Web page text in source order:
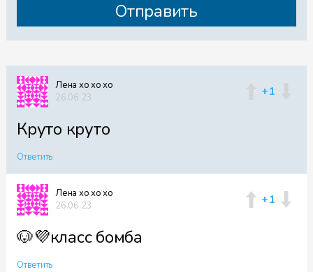
Лена хо хо хо
26.06.23
+1
Круто круто
Ответить
Лена хо хо хо
26.06.23
+1
🐶💜класс бомба
Ответить